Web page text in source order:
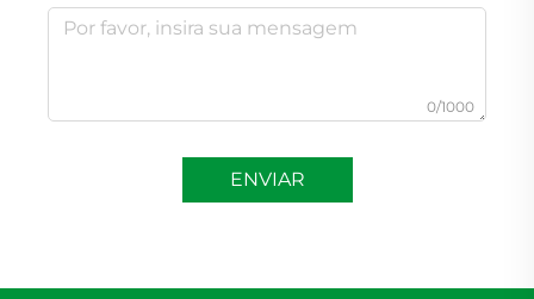
0/1000
ENVIAR